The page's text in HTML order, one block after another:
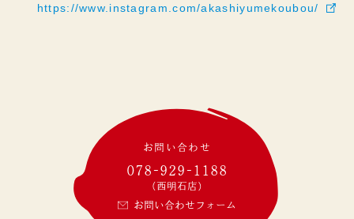
https://www.instagram.com/akashiyumekoubou/
お問い合わせ
078-929-1188
(西明石店)
お問い合わせフォーム